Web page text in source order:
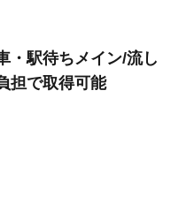
・駅待ちメイン/流し
担で取得可能